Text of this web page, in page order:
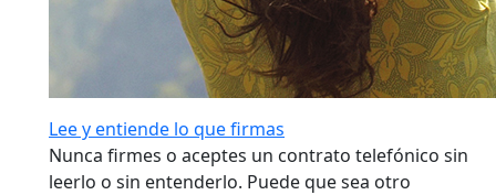
Lee y entiende lo que firmas
Nunca firmes o aceptes un contrato telefónico sin
leerlo o sin entenderlo. Puede que sea otro